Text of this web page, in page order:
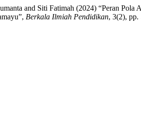
and Siti Fatimah (2024) “Peran
Berkala Ilmiah Pendidikan, 3(2),